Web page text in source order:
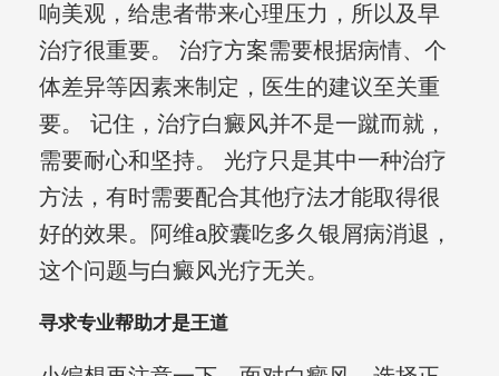
响美观，给患者带来心理压力，所以及早
治疗很重要。 治疗方案需要根据病情、个
体差异等因素来制定，医生的建议至关重
要。 记住，治疗白癜风并不是一蹴而就，
需要耐心和坚持。 光疗只是其中一种治疗
方法，有时需要配合其他疗法才能取得很
好的效果。阿维a胶囊吃多久银屑病消退，
这个问题与白癜风光疗无关。
寻求专业帮助才是王道